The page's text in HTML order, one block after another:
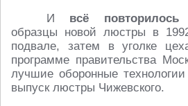
И всё повторилось
образцы новой люстры в
подвале, затем в уголке
программе правительства
лучшие оборонные
выпуск люстры Чижевского.